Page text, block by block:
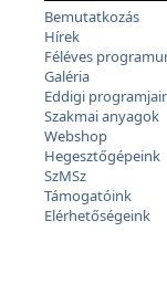
Bemutatkozás
Hírek
Féléves
Galéria
Eddigi
Szakmai anyagok
Webshop
Hegesztőgépeink
SzMSz
Támogatóink
Elérhetőségeink